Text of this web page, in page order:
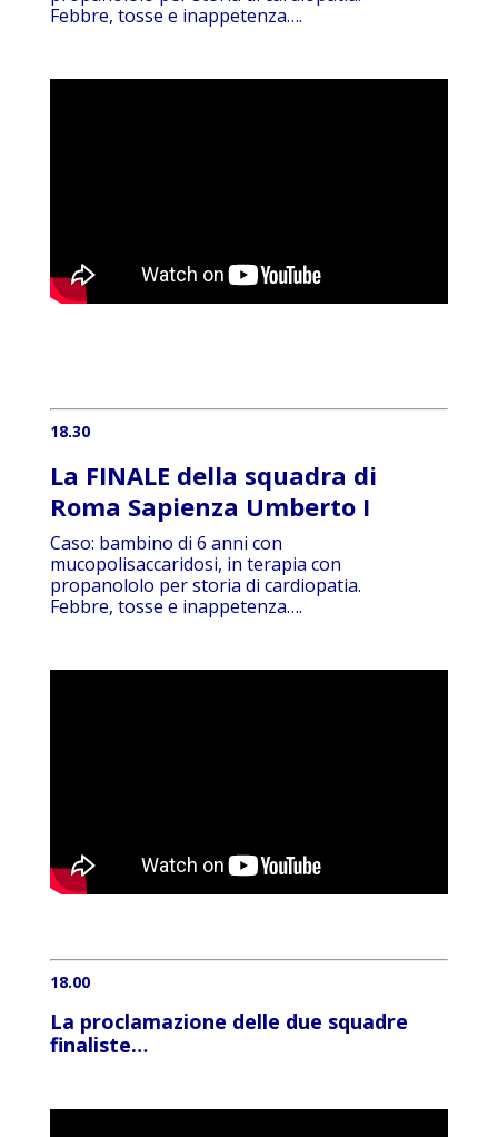
Febbre, tosse e inappetenza….
18.30
La FINALE della squadra di
Roma Sapienza Umberto I
Caso: bambino di 6 anni con
mucopolisaccaridosi, in terapia con
propanololo per storia di cardiopatia.
Febbre, tosse e inappetenza….
18.00
La proclamazione delle due squadre
finaliste…